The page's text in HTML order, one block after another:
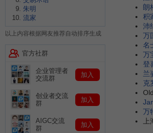
朗
积
沛
万
名
万
登
兰
克
万
朱明
流家
以上内容根据网友推荐自动排序生成
官方社群
企业管理者
交流群
加入
创业者交流
群
加入
AIGC交流
群
加入